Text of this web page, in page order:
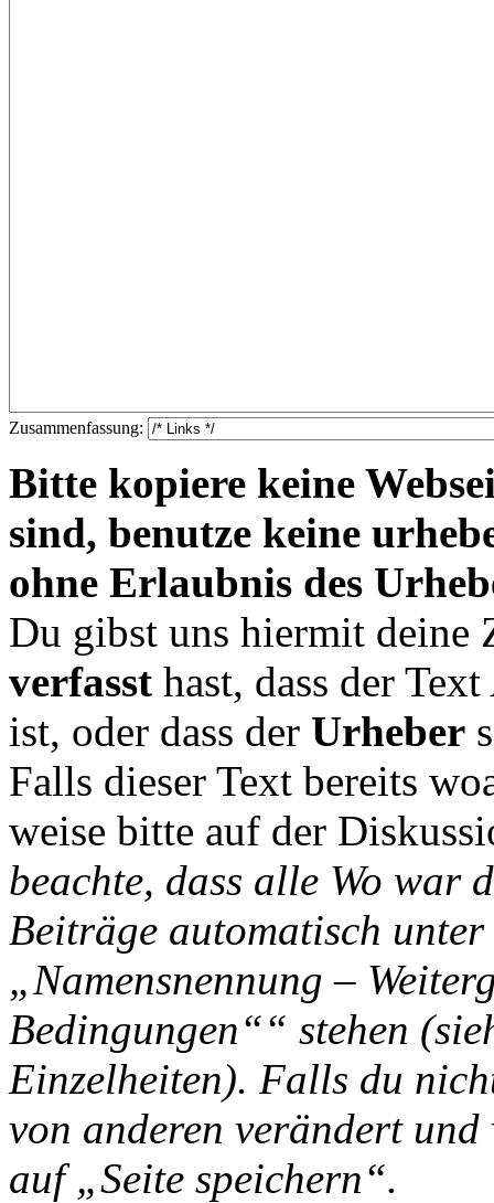
Zusammenfassung:
Bitte kopiere keine
sind, benutze keine
ohne Erlaubnis des
Du gibst uns hiermit deine
verfasst hast, dass der
ist, oder dass der Urheber
Falls dieser Text bereits
weise bitte auf der
beachte, dass alle Wo war
Beiträge automatisch
„Namensnennung –
Bedingungen““ stehen
Einzelheiten). Falls du
von anderen verändert
auf „Seite speichern“.